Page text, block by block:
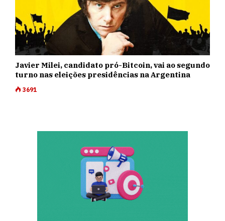
Javier Milei, candidato pró-Bitcoin, vai ao segundo
turno nas eleições presidências na Argentina
3691